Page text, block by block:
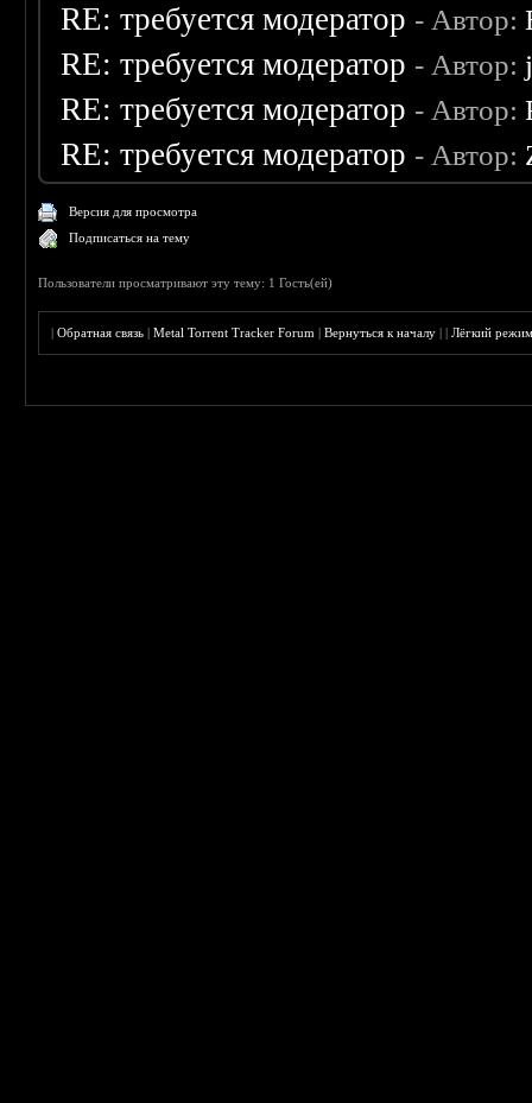
RE: требуется модератор - Автор:
RE: требуется модератор - Автор:
RE: требуется модератор - Автор:
RE: требуется модератор - Автор:
Версия для просмотра
Подписаться на тему
Пользователи просматривают эту тему: 1 Гость(ей)
|Обратная связь |Metal Torrent Tracker Forum |Вернуться к началу ||Лёгкий